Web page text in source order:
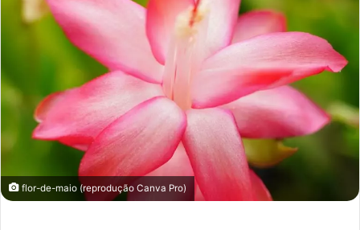
flor-de-maio (reprodução Canva Pro)